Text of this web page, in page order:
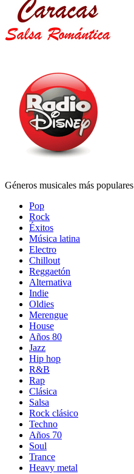
Géneros musicales más populares
Pop
Rock
Éxitos
Música latina
Electro
Chillout
Reggaetón
Alternativa
Indie
Oldies
Merengue
House
Años 80
Jazz
Hip hop
R&B
Rap
Clásica
Salsa
Rock clásico
Techno
Años 70
Soul
Trance
Heavy metal